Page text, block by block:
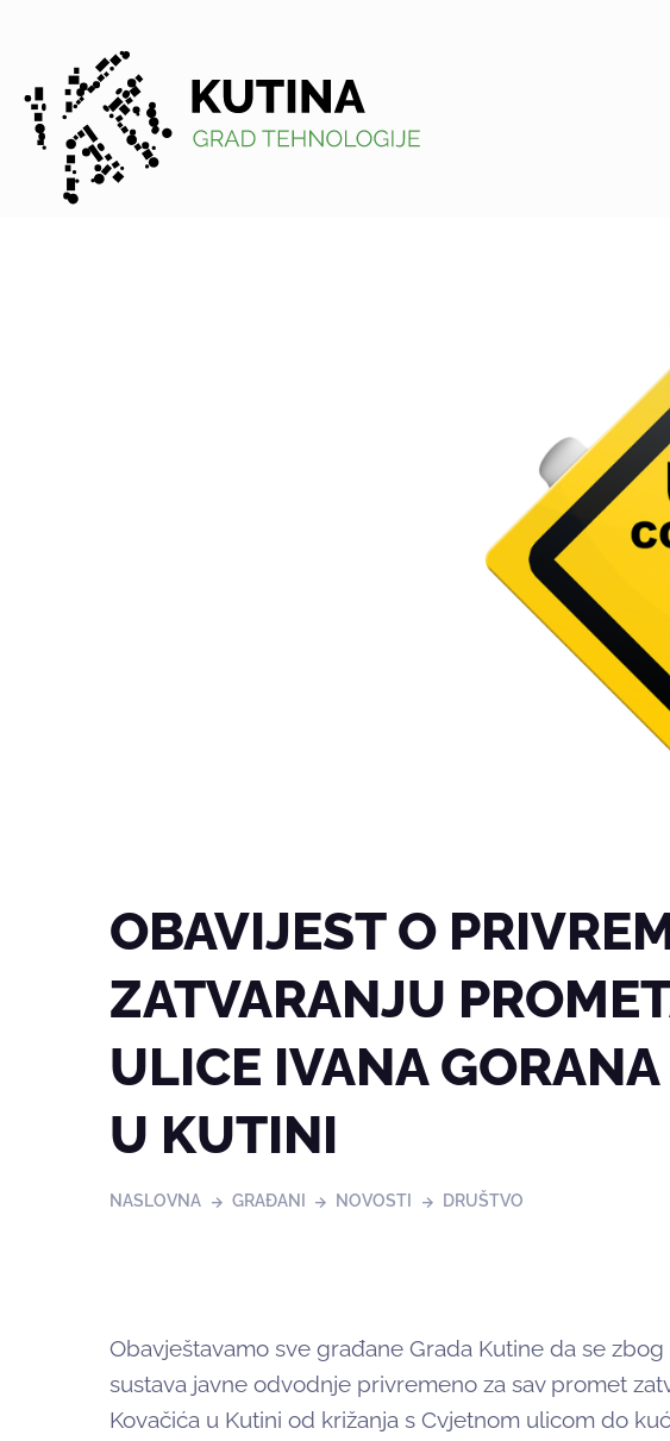
Kutina
OBAVIJEST O
ZATVARANJU
ULICE IVANA
U KUTINI
NASLOVNA GRAĐANI NOVOSTI DRUŠTVO
Obavještavamo sve građane Grada Kutine da se
sustava javne odvodnje privremeno za sav promet
Kovačića u Kutini od križanja s Cvjetnom ulicom do